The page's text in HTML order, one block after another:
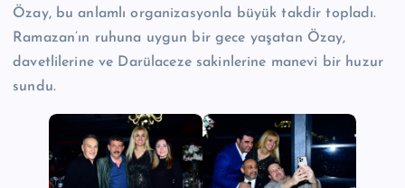
Özay, bu anlamlı organizasyonla büyük takdir topladı.
Ramazan’ın ruhuna uygun bir gece yaşatan Özay,
davetlilerine ve Darülaceze sakinlerine manevi bir huzur
sundu.